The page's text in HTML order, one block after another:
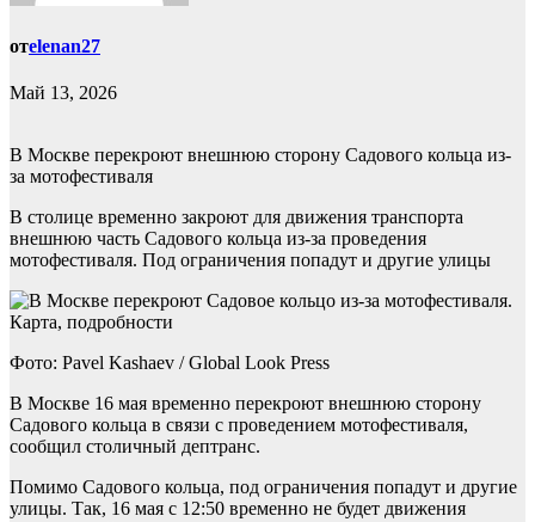
отelenan27
Май 13, 2026
В Москве перекроют внешнюю сторону Садового кольца из-
за мотофестиваля
В столице временно закроют для движения транспорта
внешнюю часть Садового кольца из-за проведения
мотофестиваля. Под ограничения попадут и другие улицы
Фото: Pavel Kashaev / Global Look Press
В Москве 16 мая временно перекроют внешнюю сторону
Садового кольца в связи с проведением мотофестиваля,
сообщил столичный дептранс.
Помимо Садового кольца, под ограничения попадут и другие
улицы. Так, 16 мая с 12:50 временно не будет движения